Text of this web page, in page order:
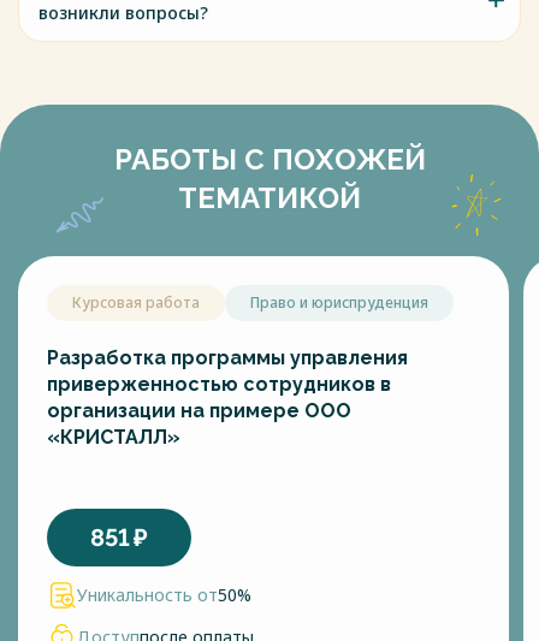
возникли вопросы?
РАБОТЫ С ПОХОЖЕЙ
ТЕМАТИКОЙ
Курсовая работа Право и юриспруденция
Разработка программы управления
приверженностью сотрудников в
организации на примере ООО
«КРИСТАЛЛ»
851₽
Уникальность от50%